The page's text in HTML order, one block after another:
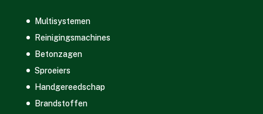
Multisystemen
Reinigingsmachines
Betonzagen
Sproeiers
Handgereedschap
Brandstoffen